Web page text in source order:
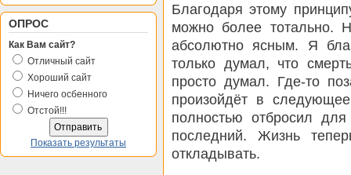
ОПРОС
Как Вам сайт?
Отличный сайт
Хороший сайт
Ничего осбенного
Отстой!!!
Показать результаты
Благодаря этому
можно более тотально.
абсолютно ясным. Я
только думал, что
просто думал. Где-то
произойдёт в
полностью отбросил
последний. Жизнь
откладывать.